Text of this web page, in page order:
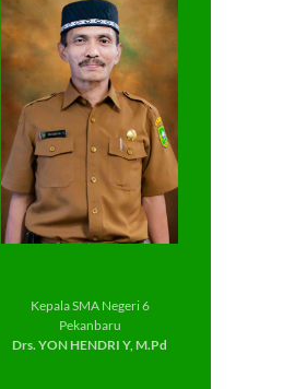
Kepala SMA Negeri 6
Pekanbaru
Drs. YON HENDRI Y, M.Pd